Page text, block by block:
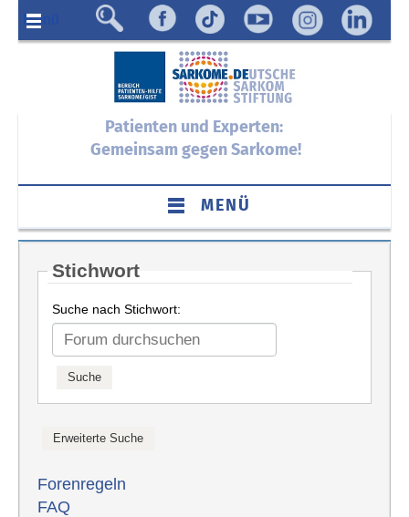
Menü
Patienten und Experten:
Gemeinsam gegen Sarkome!
MENÜ
Stichwort
Suche nach Stichwort:
Forenregeln
FAQ